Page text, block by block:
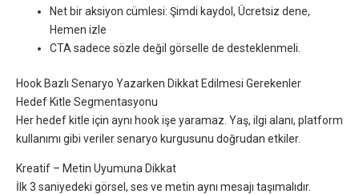
Net bir aksiyon cümlesi: Şimdi kaydol, Ücretsiz dene,
Hemen izle
CTA sadece sözle değil görselle de desteklenmeli.
Hook Bazlı Senaryo Yazarken Dikkat Edilmesi Gerekenler
Hedef Kitle Segmentasyonu
Her hedef kitle için aynı hook işe yaramaz. Yaş, ilgi alanı, platform
kullanımı gibi veriler senaryo kurgusunu doğrudan etkiler.
Kreatif – Metin Uyumuna Dikkat
İlk 3 saniyedeki görsel, ses ve metin aynı mesajı taşımalıdır.